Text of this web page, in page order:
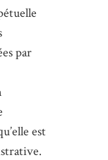
par
est